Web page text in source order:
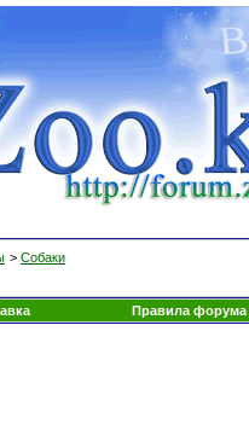
> Собаки
Правила форума